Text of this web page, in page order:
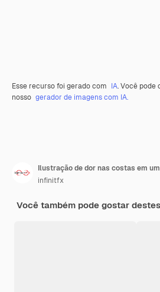
Esse recurso foi gerado com IA. Você pode
nosso gerador de imagens com IA.
infinitfx
Você também pode gostar